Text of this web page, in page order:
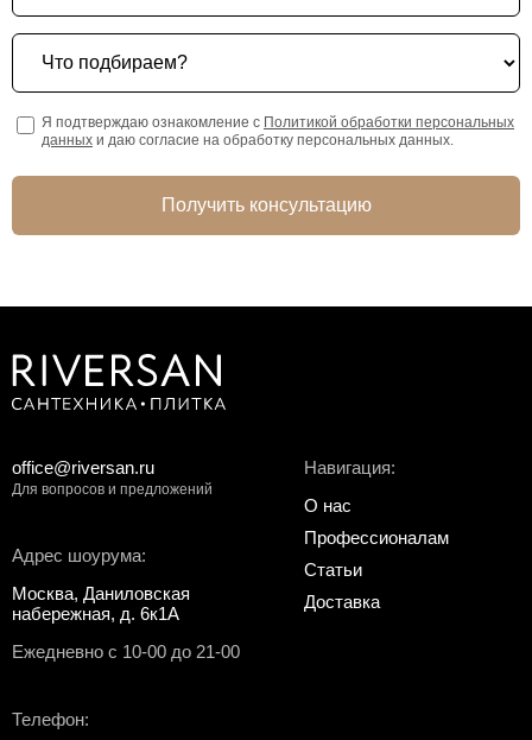
Что подбираем?
Я подтверждаю ознакомление с Политикой обработки персональных
данных и даю согласие на обработку персональных данных.
Получить консультацию
Адрес шоурума:
Москва, Даниловская
набережная, д. 6к1А
Ежедневно с 10-00 до 21-00
Телефон:
Навигация:
О нас
Профессионалам
Статьи
Доставка
office@riversan.ru
Для вопросов и предложений